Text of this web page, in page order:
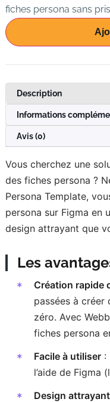
fiches persona sans
Description
Informations
Avis (0)
Vous cherchez une
des fiches persona ?
Persona Template,
persona sur Figma en
design attrayant que
Les
Création rapide
passées à
zéro. Avec
fiches persona
Facile à utiliser:
l’aide de Figma
Design attrayant